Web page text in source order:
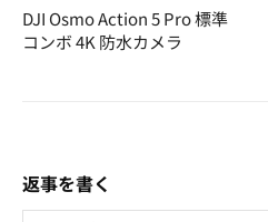
DJI Osmo Action 5 Pro 標準
コンボ 4K 防水カメラ
返事を書く